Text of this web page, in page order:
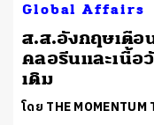
Global Affairs
ส.ส.อังกฤษเตือ
คลอรีนและเนื้อ
เดิม
โดย THE MOMENTUM